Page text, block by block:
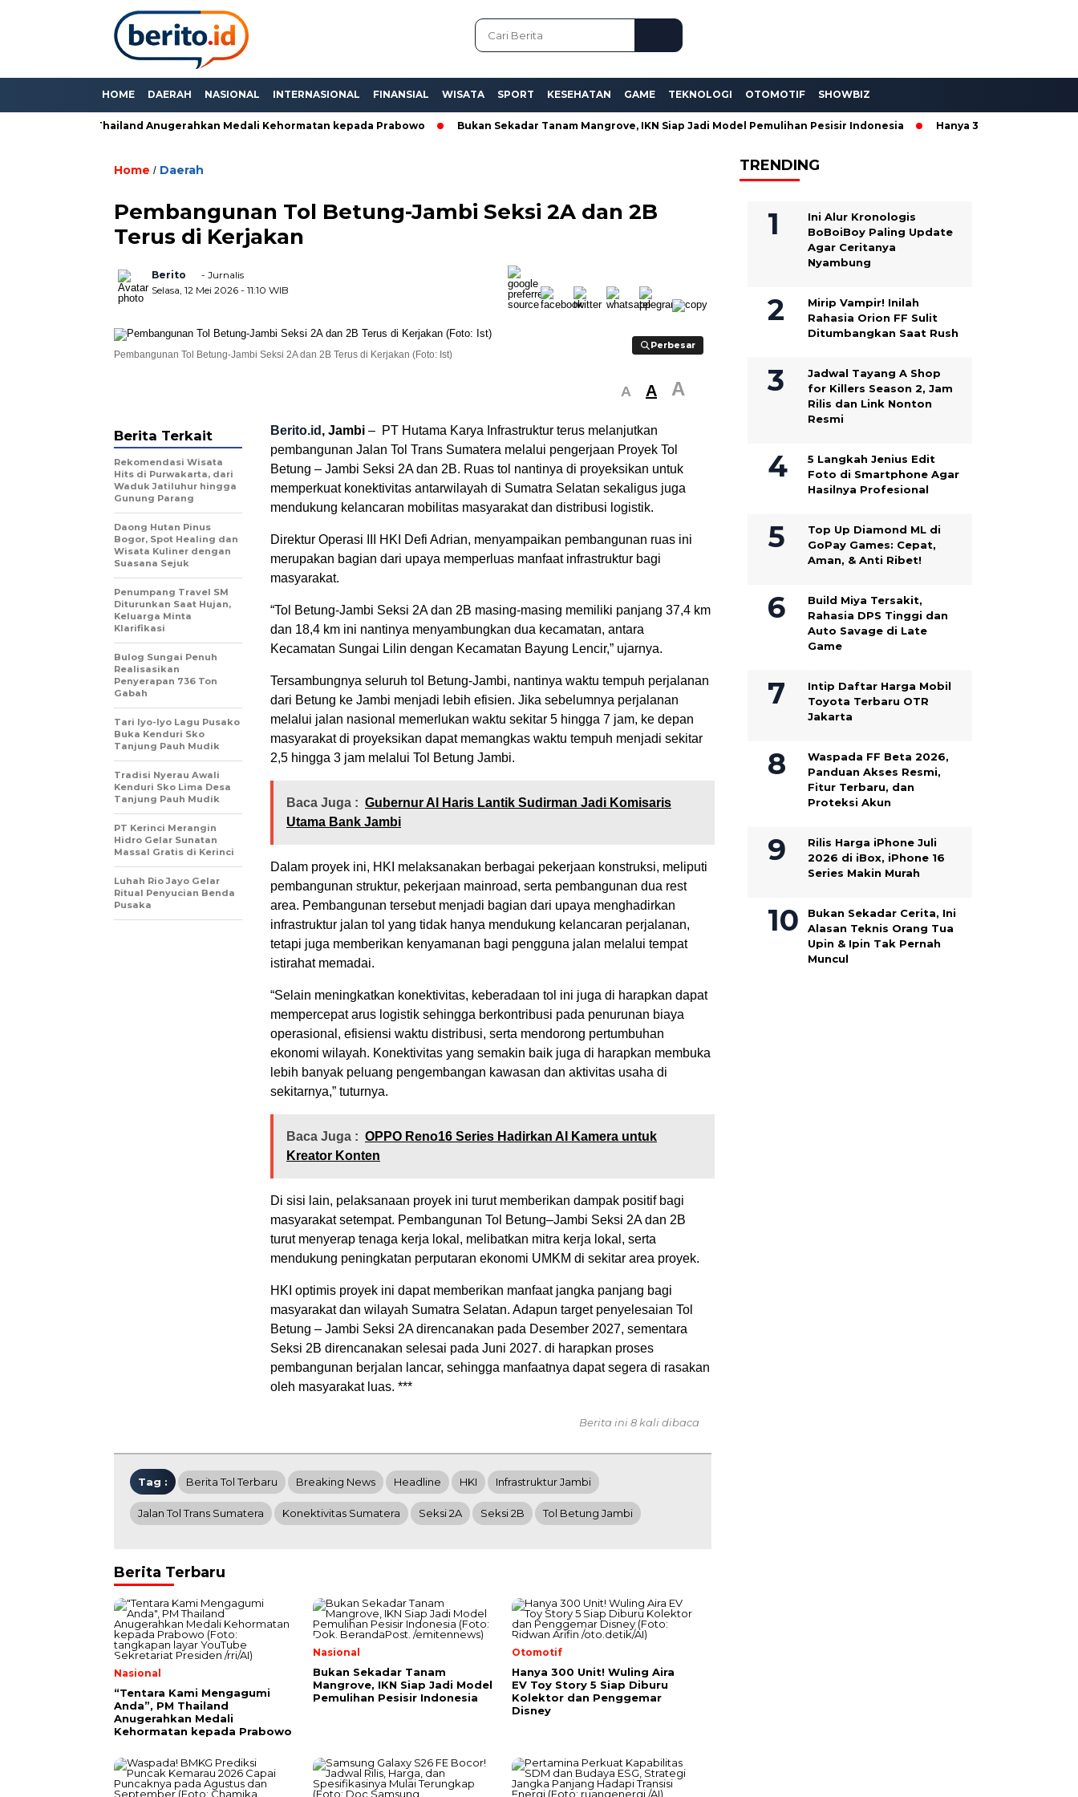
HOME DAERAH NASIONAL INTERNASIONAL FINANSIAL WISATA SPORT KESEHATAN GAME TEKNOLOGI OTOMOTIF SHOWBIZ
Anda”, PM Thailand Anugerahkan Medali Kehormatan kepada Prabowo Bukan Sekadar Tanam Mangrove, IKN Siap Jadi Model Pemulihan Pesisir Indonesia Hanya 300 Unit! Wuling Aira
Home / Daerah
Pembangunan Tol Betung-Jambi Seksi 2A dan 2B
Terus di Kerjakan
Berito
- Jurnalis
Selasa, 12 Mei 2026 - 11:10 WIB
Perbesar
Perbesar
Pembangunan Tol Betung-Jambi Seksi 2A dan 2B Terus di Kerjakan (Foto: Ist)
A A A
Berito.id , Jambi – PT Hutama Karya Infrastruktur terus melanjutkan
pembangunan Jalan Tol Trans Sumatera melalui pengerjaan Proyek Tol
Betung – Jambi Seksi 2A dan 2B. Ruas tol nantinya di proyeksikan untuk
memperkuat konektivitas antarwilayah di Sumatra Selatan sekaligus juga
mendukung kelancaran mobilitas masyarakat dan distribusi logistik.
Direktur Operasi III HKI Defi Adrian, menyampaikan pembangunan ruas ini
merupakan bagian dari upaya memperluas manfaat infrastruktur bagi
masyarakat.
“Tol Betung-Jambi Seksi 2A dan 2B masing-masing memiliki panjang 37,4 km
dan 18,4 km ini nantinya menyambungkan dua kecamatan, antara
Kecamatan Sungai Lilin dengan Kecamatan Bayung Lencir,” ujarnya.
Tersambungnya seluruh tol Betung-Jambi, nantinya waktu tempuh perjalanan
dari Betung ke Jambi menjadi lebih efisien. Jika sebelumnya perjalanan
melalui jalan nasional memerlukan waktu sekitar 5 hingga 7 jam, ke depan
masyarakat di proyeksikan dapat memangkas waktu tempuh menjadi sekitar
2,5 hingga 3 jam melalui Tol Betung Jambi.
Baca Juga : Gubernur Al Haris Lantik Sudirman Jadi Komisaris
Utama Bank Jambi
Dalam proyek ini, HKI melaksanakan berbagai pekerjaan konstruksi, meliputi
pembangunan struktur, pekerjaan mainroad, serta pembangunan dua rest
area. Pembangunan tersebut menjadi bagian dari upaya menghadirkan
infrastruktur jalan tol yang tidak hanya mendukung kelancaran perjalanan,
tetapi juga memberikan kenyamanan bagi pengguna jalan melalui tempat
istirahat memadai.
“Selain meningkatkan konektivitas, keberadaan tol ini juga di harapkan dapat
mempercepat arus logistik sehingga berkontribusi pada penurunan biaya
operasional, efisiensi waktu distribusi, serta mendorong pertumbuhan
ekonomi wilayah. Konektivitas yang semakin baik juga di harapkan membuka
lebih banyak peluang pengembangan kawasan dan aktivitas usaha di
sekitarnya,” tuturnya.
Baca Juga : OPPO Reno16 Series Hadirkan AI Kamera untuk
Kreator Konten
Di sisi lain, pelaksanaan proyek ini turut memberikan dampak positif bagi
masyarakat setempat. Pembangunan Tol Betung–Jambi Seksi 2A dan 2B
turut menyerap tenaga kerja lokal, melibatkan mitra kerja lokal, serta
mendukung peningkatan perputaran ekonomi UMKM di sekitar area proyek.
HKI optimis proyek ini dapat memberikan manfaat jangka panjang bagi
masyarakat dan wilayah Sumatra Selatan. Adapun target penyelesaian Tol
Betung – Jambi Seksi 2A direncanakan pada Desember 2027, sementara
Seksi 2B direncanakan selesai pada Juni 2027. di harapkan proses
pembangunan berjalan lancar, sehingga manfaatnya dapat segera di rasakan
oleh masyarakat luas. ***
Berita Terkait
Rekomendasi Wisata
Hits di Purwakarta, dari
Waduk Jatiluhur hingga
Gunung Parang
Daong Hutan Pinus
Bogor, Spot Healing dan
Wisata Kuliner dengan
Suasana Sejuk
Penumpang Travel SM
Diturunkan Saat Hujan,
Keluarga Minta
Klarifikasi
Bulog Sungai Penuh
Realisasikan
Penyerapan 736 Ton
Gabah
Tari Iyo-Iyo Lagu Pusako
Buka Kenduri Sko
Tanjung Pauh Mudik
Tradisi Nyerau Awali
Kenduri Sko Lima Desa
Tanjung Pauh Mudik
PT Kerinci Merangin
Hidro Gelar Sunatan
Massal Gratis di Kerinci
Luhah Rio Jayo Gelar
Ritual Penyucian Benda
Pusaka
Berita ini 8 kali dibaca
Tag : Berita Tol Terbaru Breaking News Headline HKI Infrastruktur Jambi
Jalan Tol Trans Sumatera Konektivitas Sumatera Seksi 2A Seksi 2B Tol Betung Jambi
Berita Terbaru
Nasional
“Tentara Kami Mengagumi
Anda”, PM Thailand
Anugerahkan Medali
Kehormatan kepada Prabowo
Nasional
Bukan Sekadar Tanam
Mangrove, IKN Siap Jadi Model
Pemulihan Pesisir Indonesia
Otomotif
Hanya 300 Unit! Wuling Aira
EV Toy Story 5 Siap Diburu
Kolektor dan Penggemar
Disney
TRENDING
Ini Alur Kronologis
BoBoiBoy Paling Update
Agar Ceritanya
Nyambung
Mirip Vampir! Inilah
Rahasia Orion FF Sulit
Ditumbangkan Saat Rush
Jadwal Tayang A Shop
for Killers Season 2, Jam
Rilis dan Link Nonton
Resmi
5 Langkah Jenius Edit
Foto di Smartphone Agar
Hasilnya Profesional
Top Up Diamond ML di
GoPay Games: Cepat,
Aman, & Anti Ribet!
Build Miya Tersakit,
Rahasia DPS Tinggi dan
Auto Savage di Late
Game
Intip Daftar Harga Mobil
Toyota Terbaru OTR
Jakarta
Waspada FF Beta 2026,
Panduan Akses Resmi,
Fitur Terbaru, dan
Proteksi Akun
Rilis Harga iPhone Juli
2026 di iBox, iPhone 16
Series Makin Murah
Bukan Sekadar Cerita, Ini
Alasan Teknis Orang Tua
Upin & Ipin Tak Pernah
Muncul